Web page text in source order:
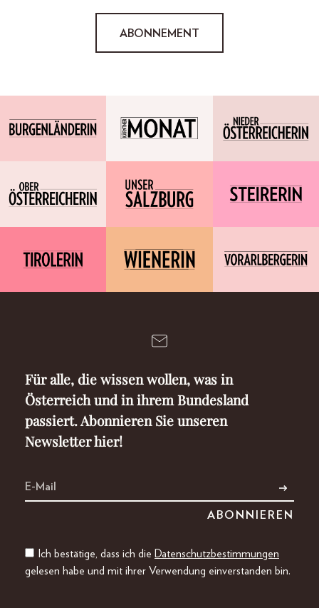
ABONNEMENT
Für alle, die wissen wollen, was in
Österreich und in ihrem Bundesland
passiert. Abonnieren Sie unseren
Newsletter hier!
Ich bestätige, dass ich die Datenschutzbestimmungen
gelesen habe und mit ihrer Verwendung einverstanden bin.